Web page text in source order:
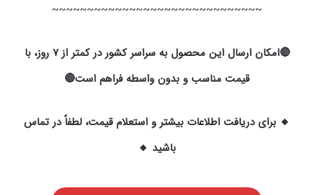
~~~~~~~~~~~~~~~~~~~~~~~~~~~~~~
🔴امکان ارسال این محصول به سراسر کشور در کمتر از ۷ روز، با
قیمت مناسب و بدون واسطه فراهم است🔴
🔸 برای دریافت اطلاعات بیشتر و استعلام قیمت، لطفاً در تماس
باشید 🔸